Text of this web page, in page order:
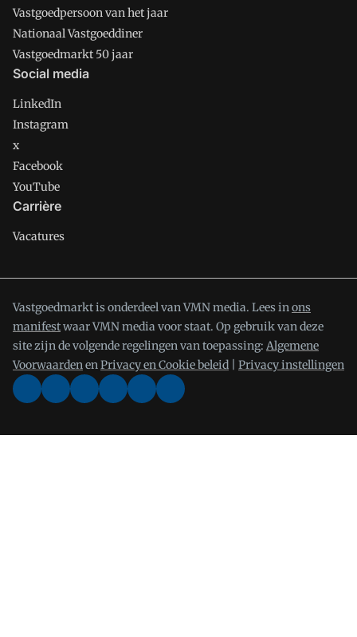
Vastgoedpersoon van het jaar
Nationaal Vastgoeddiner
Vastgoedmarkt 50 jaar
Social media
LinkedIn
Instagram
x
Facebook
YouTube
Carrière
Vacatures
Vastgoedmarkt is onderdeel van VMN media. Lees inons
manifestwaar VMN media voor staat. Op gebruik van deze
site zijn de volgende regelingen van toepassing: Algemene
VoorwaardenenPrivacy en Cookie beleid Privacy instellingen